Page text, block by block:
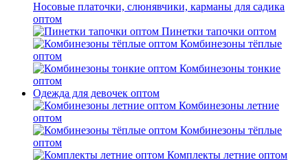
Носовые платочки, слюнявчики, карманы для садика
оптом
Пинетки тапочки оптом
Комбинезоны тёплые
оптом
Комбинезоны тонкие
оптом
Одежда для девочек оптом
Комбинезоны летние
оптом
Комбинезоны тёплые
оптом
Комплекты летние оптом